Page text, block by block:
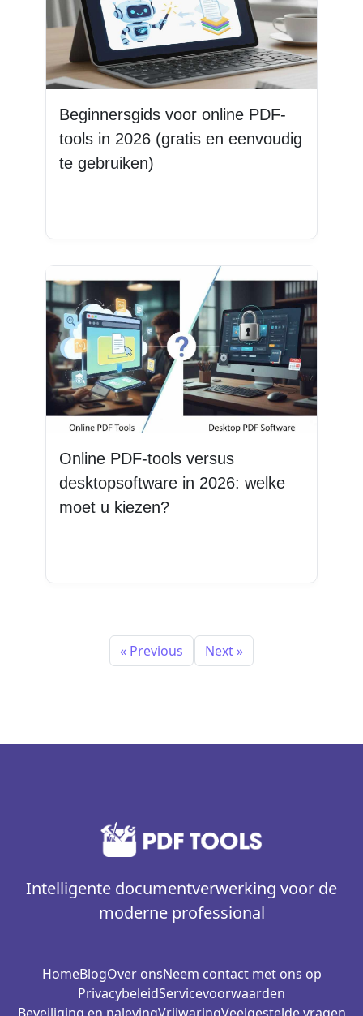
Beginnersgids voor online PDF-
tools in 2026 (gratis en eenvoudig
te gebruiken)
Online PDF-tools versus
desktopsoftware in 2026: welke
moet u kiezen?
« Previous Next »
Intelligente documentverwerking voor de
moderne professional
HomeBlogOver onsNeem contact met ons op
PrivacybeleidServicevoorwaarden